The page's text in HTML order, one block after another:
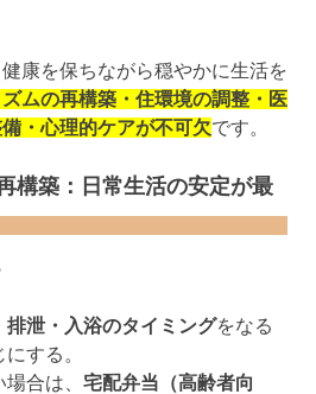
康を保ちながら穏やかに生活を
ムの再構築・住環境の調整・医
・心理的ケアが不可欠です。
構築：日常生活の安定が最
排泄・入浴のタイミングをなる
する。
合は、 宅配弁当（高齢者向